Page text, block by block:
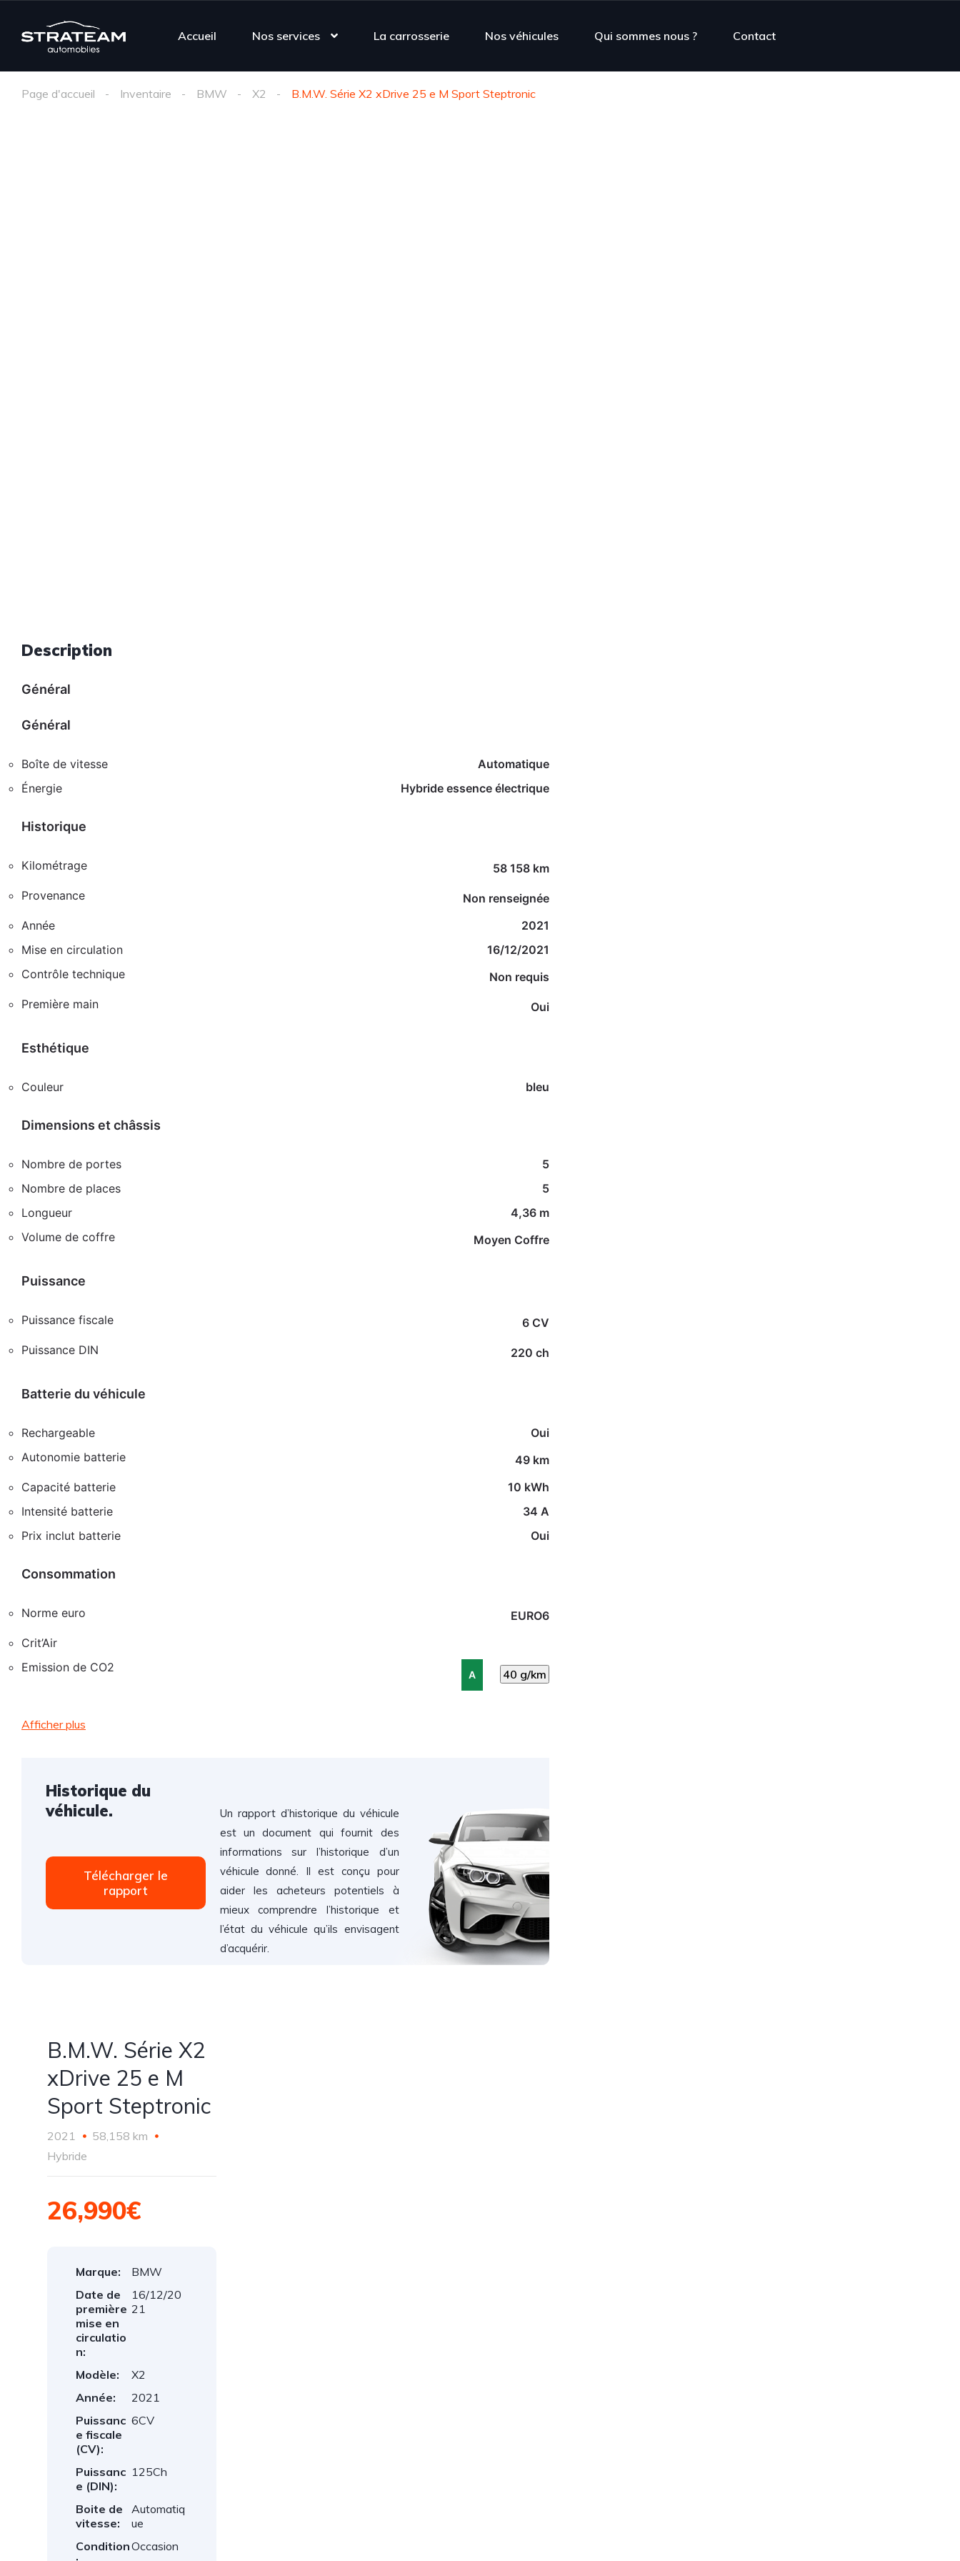
Accueil Nos services La carrosserie Nos véhicules Qui sommes nous ? Contact
Page d'accueil Inventaire BMW X2 B.M.W. Série X2 xDrive 25 e M Sport Steptronic
Description
Général
Général
Boîte de vitesse
Automatique
Énergie
Hybride essence électrique
Historique
Kilométrage
58 158 km
Provenance
Non renseignée
Année
2021
Mise en circulation
16/12/2021
Contrôle technique
Non requis
Première main
Oui
Esthétique
Couleur bleu
Dimensions et châssis
Nombre de portes
5
Nombre de places
5
Longueur
4,36 m
Volume de coffre
Moyen Coffre
Puissance
Puissance fiscale
6 CV
Puissance DIN
220 ch
Batterie du véhicule
Rechargeable
Oui
Autonomie batterie
49 km
Capacité batterie
10 kWh
Intensité batterie
34 A
Prix inclut batterie
Oui
Consommation
Norme euro
EURO6
Crit’Air
Emission de CO2
A 40 g/km
Afficher plus
Historique du
véhicule.
Télécharger le
rapport
Un rapport d’historique du véhicule
est un document qui fournit des
informations sur l’historique d’un
véhicule donné. Il est conçu pour
aider les acheteurs potentiels à
mieux comprendre l’historique et
l’état du véhicule qu’ils envisagent
d’acquérir.
B.M.W. Série X2
xDrive 25 e M
Sport Steptronic
2021
58,158 km
Hybride
26,990€
Marque:
BMW
Date de
première
mise en
circulatio
n:
16/12/20
21
Modèle:
X2
Année:
2021
Puissanc
e fiscale
(CV):
6CV
Puissanc
e (DIN):
125Ch
Boite de
vitesse:
Automatiq
ue
ConditionOccasion